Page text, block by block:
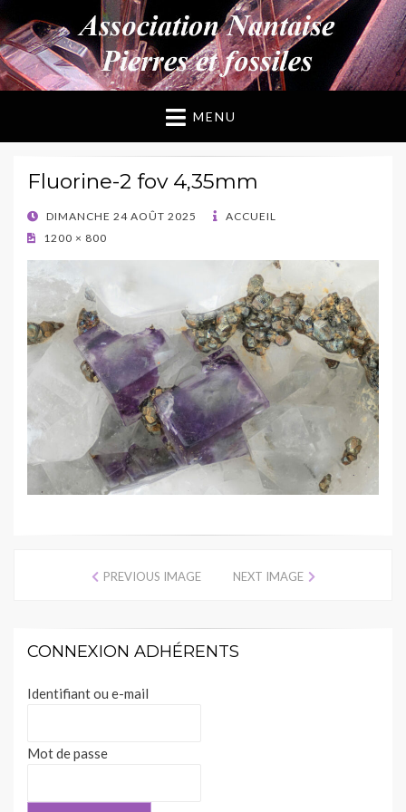
ANPF
Association Nantaise Pierres et Fossiles
MENU
Fluorine-2 fov 4,35mm
POSTED
ON
DIMANCHE 24 AOÛT 2025
ACCUEIL
1200 × 800
PREVIOUS IMAGE NEXT IMAGE
CONNEXION ADHÉRENTS
Identifiant ou e-mail
Mot de passe